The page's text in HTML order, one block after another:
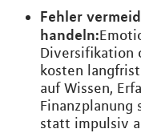
Fehler
handeln:
Diversifikation
kosten
auf Wissen,
Finanzplanung
statt impulsiv